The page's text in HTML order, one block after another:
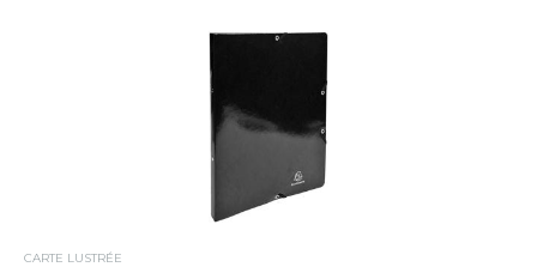
CARTE LUSTRÉE